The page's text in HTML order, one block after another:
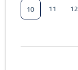
10
11 12